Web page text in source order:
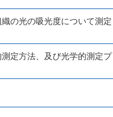
の光の吸光度について測定
定方法、及び光学的測定プ